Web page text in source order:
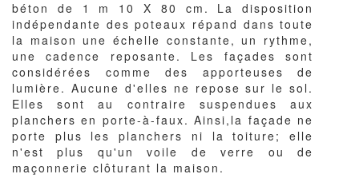
béton de 1 m 10 X 80 cm. La disposition
indépendante des poteaux répand dans toute
la maison une échelle constante, un rythme,
une cadence reposante. Les façades sont
considérées comme des apporteuses de
lumière. Aucune d'elles ne repose sur le sol.
Elles sont au contraire suspendues aux
planchers en porte-à-faux. Ainsi,la façade ne
porte plus les planchers ni la toiture; elle
n'est plus qu'un voile de verre ou de
maçonnerie clôturant la maison.